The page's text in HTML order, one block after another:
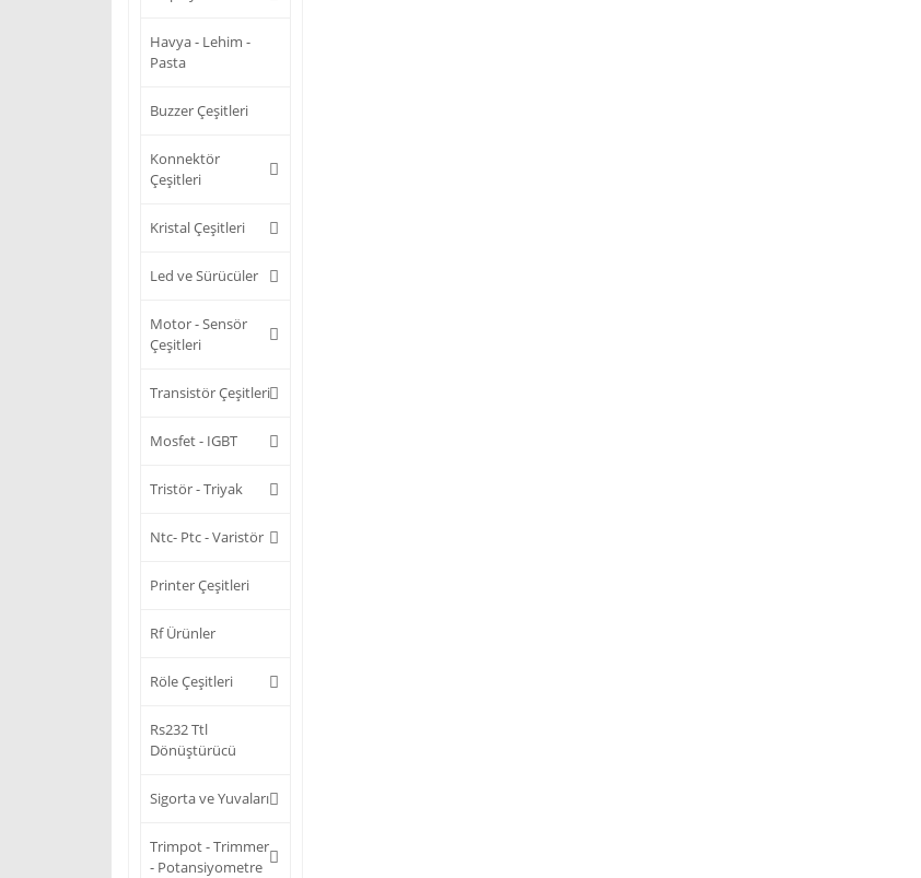
Havya - Lehim -
Pasta
Buzzer Çeşitleri
Konnektör
Çeşitleri
Kristal Çeşitleri
Led ve Sürücüler
Motor - Sensör
Çeşitleri
Transistör Çeşitleri
Mosfet - IGBT
Tristör - Triyak
Ntc- Ptc - Varistör
Printer Çeşitleri
Rf Ürünler
Röle Çeşitleri
Rs232 Ttl
Dönüştürücü
Sigorta ve Yuvaları
Trimpot - Trimmer
- Potansiyometre